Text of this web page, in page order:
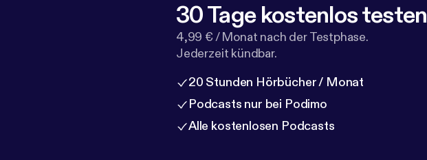
30 Tage kostenlos testen
4,99 € / Monat nach der Testphase.
Jederzeit kündbar.
20 Stunden Hörbücher / Monat
Podcasts nur bei Podimo
Alle kostenlosen Podcasts